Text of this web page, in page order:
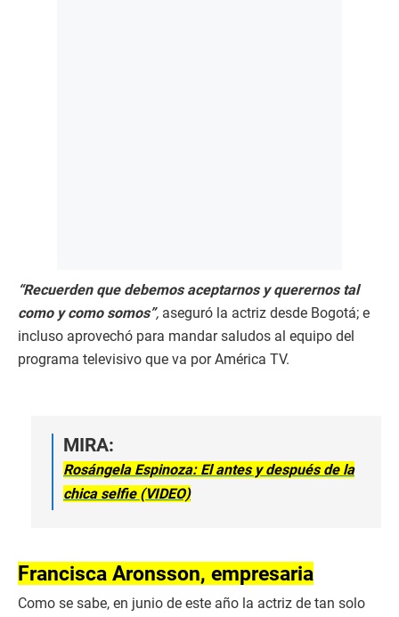
“Recuerden que debemos aceptarnos y querernos tal
como y como somos”, aseguró la actriz desde Bogotá; e
incluso aprovechó para mandar saludos al equipo del
programa televisivo que va por América TV.
MIRA:
Rosángela Espinoza: El antes y después de la
chica selfie (VIDEO)
Francisca Aronsson, empresaria
Como se sabe, en junio de este año la actriz de tan solo